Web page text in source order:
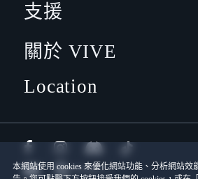
本網站使用 cookies 來優化網站功能、分析網站效
支援
關於 VIVE
Location